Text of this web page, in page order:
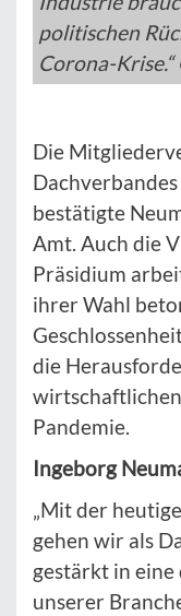
politischen
Corona-
Die
bestätigte
Amt. Auch die
Präsidium
ihrer Wahl
die
Pandemie.
Ingeborg
„Mit der
gehen wir als
gestärkt in eine
unserer